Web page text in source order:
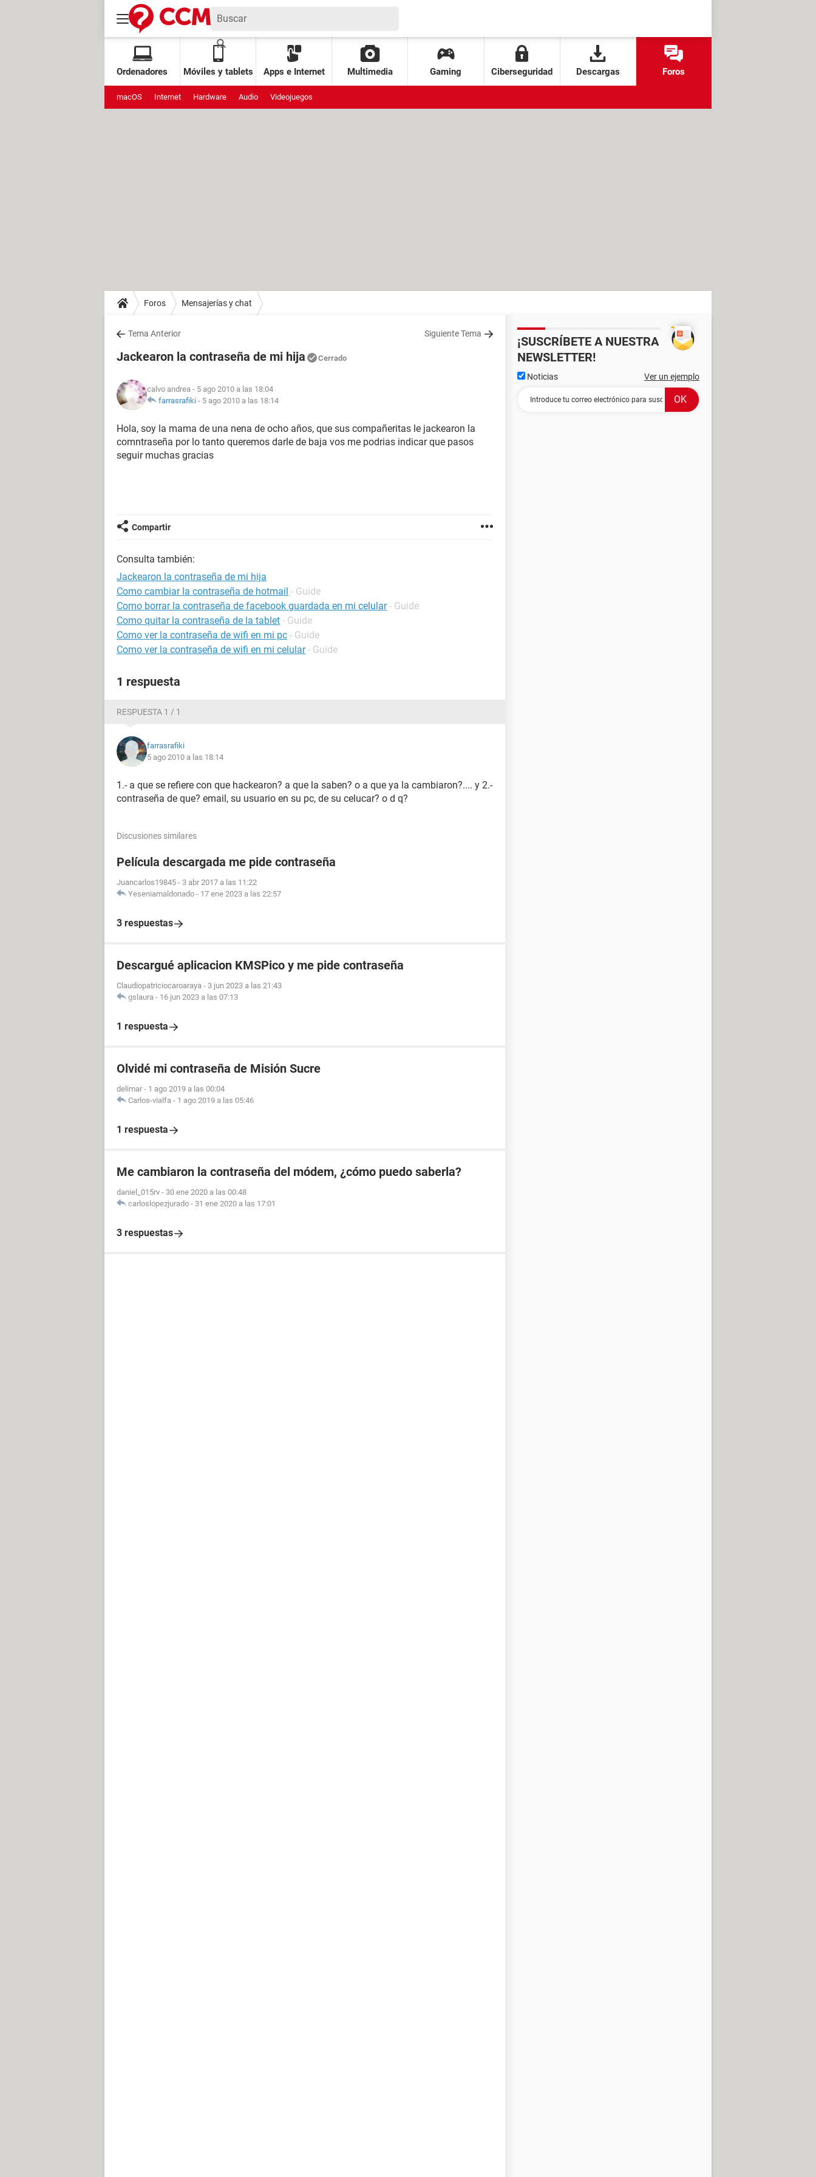
Ordenadores Móviles y tablets Apps e Internet Multimedia Gaming Ciberseguridad Descargas Foros
macOS Internet Hardware Audio Videojuegos
Foros Mensajerías y chat
Tema Anterior Siguiente Tema
Jackearon la contraseña de mi hija Cerrado
calvo andrea - 5 ago 2010 a las 18:04
farrasrafiki - 5 ago 2010 a las 18:14
Hola, soy la mama de una nena de ocho años, que sus compañeritas le jackearon la
comntraseña por lo tanto queremos darle de baja vos me podrias indicar que pasos
seguir muchas gracias
Compartir
Consulta también:
Jackearon la contraseña de mi hija
Como cambiar la contraseña de hotmail - Guide
Como borrar la contraseña de facebook guardada en mi celular - Guide
Como quitar la contraseña de la tablet - Guide
Como ver la contraseña de wifi en mi pc - Guide
Como ver la contraseña de wifi en mi celular - Guide
1 respuesta
RESPUESTA 1 / 1
farrasrafiki
5 ago 2010 a las 18:14
1.- a que se refiere con que hackearon? a que la saben? o a que ya la cambiaron?.... y 2.-
contraseña de que? email, su usuario en su pc, de su celucar? o d q?
Discusiones similares
Película descargada me pide contraseña
Juancarlos19845 - 3 abr 2017 a las 11:22
Yeseniamaldonado - 17 ene 2023 a las 22:57
3 respuestas
Descargué aplicacion KMSPico y me pide contraseña
Claudiopatriciocaroaraya - 3 jun 2023 a las 21:43
gslaura - 16 jun 2023 a las 07:13
1 respuesta
Olvidé mi contraseña de Misión Sucre
delimar - 1 ago 2019 a las 00:04
Carlos-vialfa - 1 ago 2019 a las 05:46
1 respuesta
Me cambiaron la contraseña del módem, ¿cómo puedo saberla?
daniel_015rv - 30 ene 2020 a las 00:48
carloslopezjurado - 31 ene 2020 a las 17:01
3 respuestas
¡SUSCRÍBETE A NUESTRA
NEWSLETTER!
Noticias Ver un ejemplo